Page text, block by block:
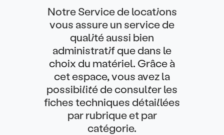
Notre Service de locations
vous assure un service de
qualité aussi bien
administratif que dans le
choix du matériel. Grâce à
cet espace, vous avez la
possibilité de consulter les
fiches techniques détaillées
par rubrique et par
catégorie.